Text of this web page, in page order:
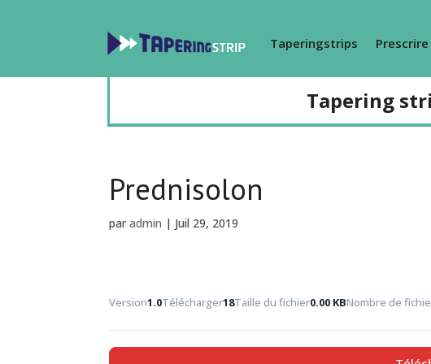
Taperingstrips
Tapering
Prednisolon
paradmin | Juil 29, 2019
Version1.0Télécharger18Taille du fichier0.00 KBNombre de